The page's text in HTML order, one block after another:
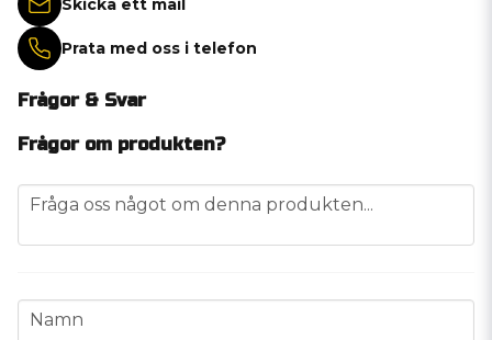
Prata med oss i telefon
Frågor & Svar
Frågor om produkten?
question
Fråga oss något om denna produkten...
name
Namn